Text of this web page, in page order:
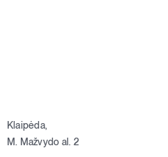
Klaipėda,
M. Mažvydo al. 2